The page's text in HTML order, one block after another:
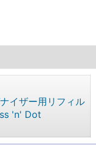
イザー用リフィル
'n' Dot